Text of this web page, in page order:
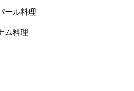
ール料理
ム料理